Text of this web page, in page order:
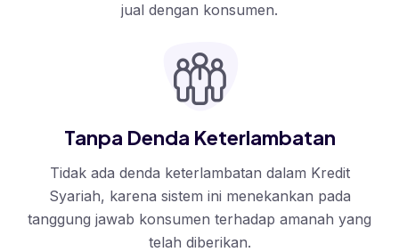
jual dengan konsumen.
Tanpa Denda Keterlambatan
Tidak ada denda keterlambatan dalam Kredit
Syariah, karena sistem ini menekankan pada
tanggung jawab konsumen terhadap amanah yang
telah diberikan.